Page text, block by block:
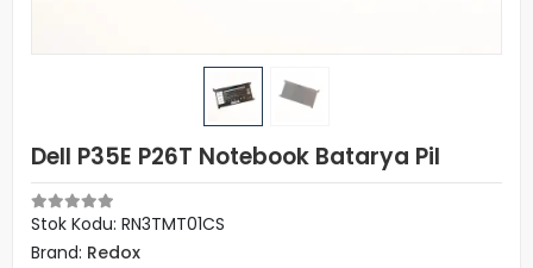
Dell P35E P26T Notebook Batarya Pil
Stok Kodu: RN3TMT01CS
Brand: Redox